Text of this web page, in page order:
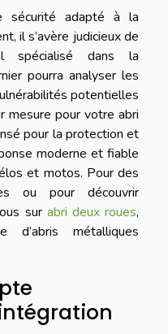
sécurité adapté à la
il s’avère judicieux de
spécialisé dans la
pourra analyser les
potentielles
mesure pour votre abri
pour la protection et
moderne et fiable
et motos. Pour des
ou pour découvrir
sur abri deux roues,
d’abris métalliques